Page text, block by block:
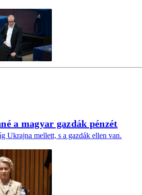
a magyar gazdák pénzét
Ukrajna mellett, s a gazdák ellen van.